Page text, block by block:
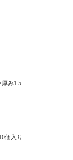
ビニ
集
厚み1.5
個入り